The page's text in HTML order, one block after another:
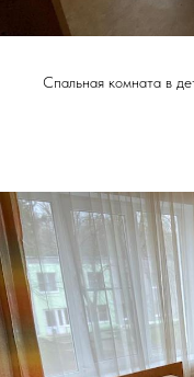
Спальная комната в